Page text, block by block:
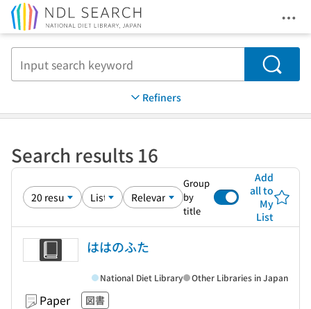
Search
Refiners
Search results 16
Group
by
title
Add
all to
My
List
ははのふた
Paper 図書
National Diet Library Other Libraries in Japan